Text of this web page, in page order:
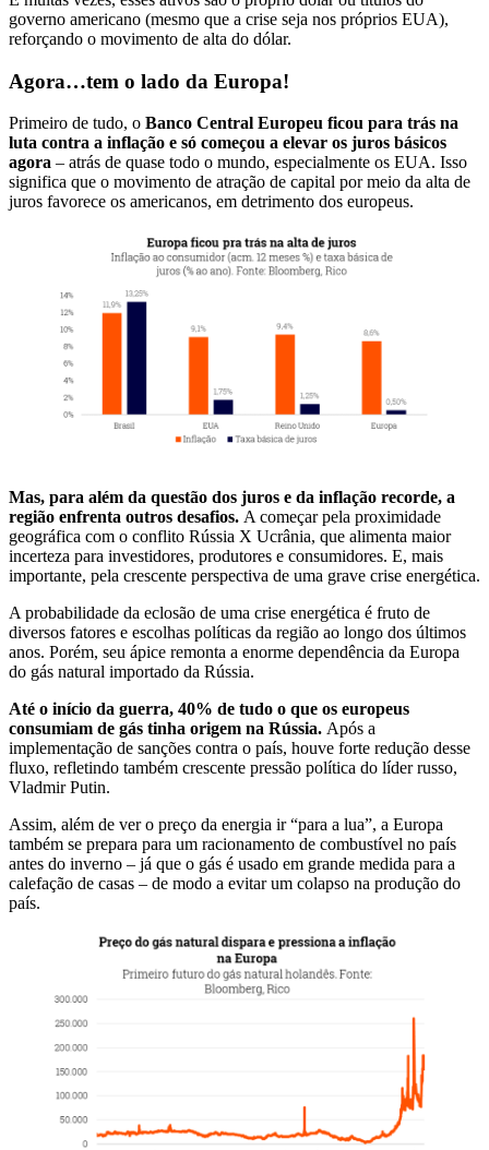
governo americano (mesmo que a crise seja nos próprios EUA),
reforçando o movimento de alta do dólar.
Agora…tem o lado da Europa!
Primeiro de tudo, o Banco Central Europeu ficou para trás na
luta contra a inflação e só começou a elevar os juros básicos
agora – atrás de quase todo o mundo, especialmente os EUA. Isso
significa que o movimento de atração de capital por meio da alta de
juros favorece os americanos, em detrimento dos europeus.
Mas, para além da questão dos juros e da inflação recorde, a
região enfrenta outros desafios. A começar pela proximidade
geográfica com o conflito Rússia X Ucrânia, que alimenta maior
incerteza para investidores, produtores e consumidores. E, mais
importante, pela crescente perspectiva de uma grave crise energética.
A probabilidade da eclosão de uma crise energética é fruto de
diversos fatores e escolhas políticas da região ao longo dos últimos
anos. Porém, seu ápice remonta a enorme dependência da Europa
do gás natural importado da Rússia.
Até o início da guerra, 40% de tudo o que os europeus
consumiam de gás tinha origem na Rússia. Após a
implementação de sanções contra o país, houve forte redução desse
fluxo, refletindo também crescente pressão política do líder russo,
Vladmir Putin.
Assim, além de ver o preço da energia ir “para a lua”, a Europa
também se prepara para um racionamento de combustível no país
antes do inverno – já que o gás é usado em grande medida para a
calefação de casas – de modo a evitar um colapso na produção do
país.